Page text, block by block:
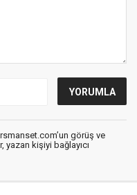
görüş ve
yazan kişiyi bağlayıcı